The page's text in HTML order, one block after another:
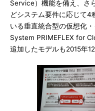
Service）機能を備え、さ
どシステム要件に応じて4
いる垂直統合型の仮想化
System PRIMEFLEX for
追加したモデルも2015年